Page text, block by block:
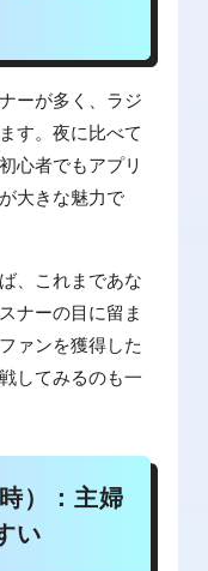
ーが多く、ラジ
す。夜に比べて
心者でもアプリ
大きな魅力で
、これまであな
ナーの目に留ま
ァンを獲得した
してみるのも一
）：主婦
い